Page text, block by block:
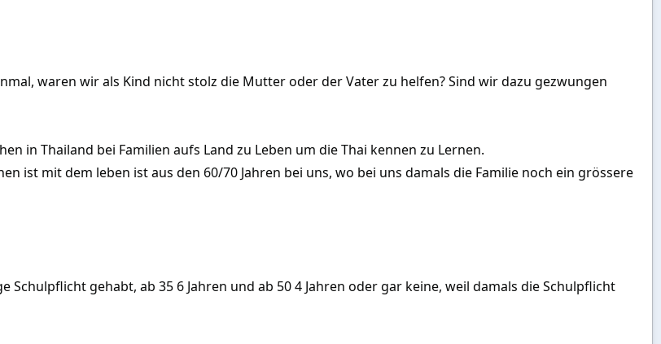
waren wir als Kind nicht stolz die Mutter oder der Vater zu helfen? Sind wir dazu gezwungen
in Thailand bei Familien aufs Land zu Leben um die Thai kennen zu Lernen.
ist mit dem leben ist aus den 60/70 Jahren bei uns, wo bei uns damals die Familie noch ein grössere
Schulpflicht gehabt, ab 35 6 Jahren und ab 50 4 Jahren oder gar keine, weil damals die Schulpflicht